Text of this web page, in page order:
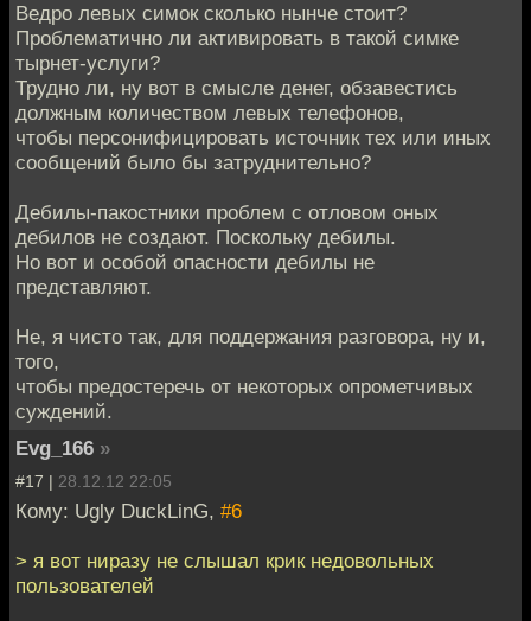
Ведро левых симок сколько нынче стоит?
Проблематично ли активировать в такой симке
тырнет-услуги?
Трудно ли, ну вот в смысле денег, обзавестись
должным количеством левых телефонов,
чтобы персонифицировать источник тех или иных
сообщений было бы затруднительно?
Дебилы-пакостники проблем с отловом оных
дебилов не создают. Поскольку дебилы.
Но вот и особой опасности дебилы не
представляют.
Не, я чисто так, для поддержания разговора, ну и,
того,
чтобы предостеречь от некоторых опрометчивых
суждений.
Evg_166 »
#17 | 28.12.12 22:05
Кому: Ugly DuckLinG, #6
> я вот ниразу не слышал крик недовольных
пользователей